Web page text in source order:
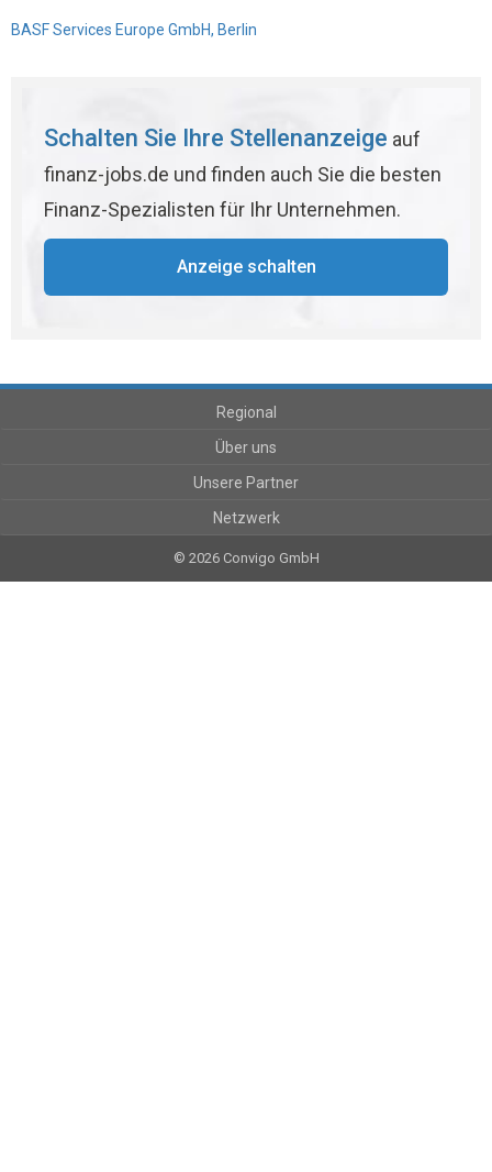
BASF Services Europe GmbH, Berlin
Schalten Sie Ihre Stellenanzeige auf
finanz-jobs.de und finden auch Sie die besten
Finanz-Spezialisten für Ihr Unternehmen.
Anzeige schalten
Regional
Über uns
Unsere Partner
Netzwerk
© 2026 Convigo GmbH